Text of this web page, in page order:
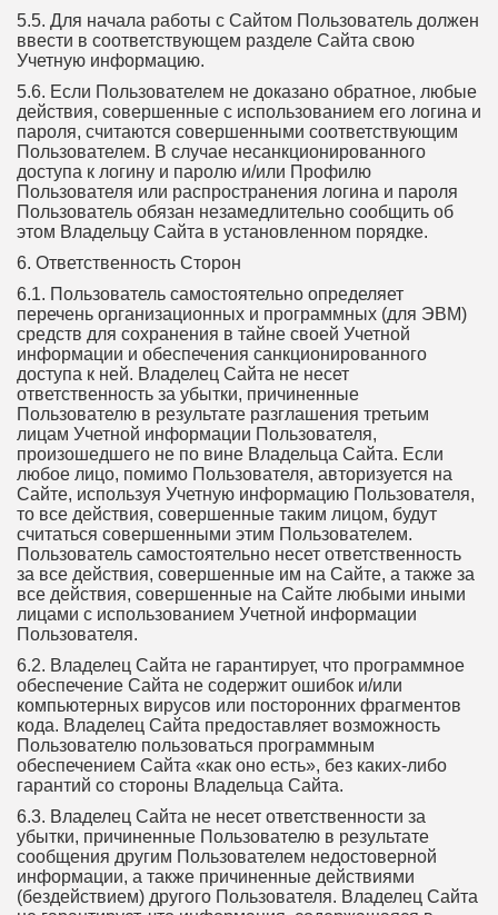
5.5. Для начала работы с Сайтом Пользователь должен
ввести в соответствующем разделе Сайта свою
Учетную информацию.
5.6. Если Пользователем не доказано обратное, любые
действия, совершенные с использованием его логина и
пароля, считаются совершенными соответствующим
Пользователем. В случае несанкционированного
доступа к логину и паролю и/или Профилю
Пользователя или распространения логина и пароля
Пользователь обязан незамедлительно сообщить об
этом Владельцу Сайта в установленном порядке.
6. Ответственность Сторон
6.1. Пользователь самостоятельно определяет
перечень организационных и программных (для ЭВМ)
средств для сохранения в тайне своей Учетной
информации и обеспечения санкционированного
доступа к ней. Владелец Сайта не несет
ответственность за убытки, причиненные
Пользователю в результате разглашения третьим
лицам Учетной информации Пользователя,
произошедшего не по вине Владельца Сайта. Если
любое лицо, помимо Пользователя, авторизуется на
Сайте, используя Учетную информацию Пользователя,
то все действия, совершенные таким лицом, будут
считаться совершенными этим Пользователем.
Пользователь самостоятельно несет ответственность
за все действия, совершенные им на Сайте, а также за
все действия, совершенные на Сайте любыми иными
лицами с использованием Учетной информации
Пользователя.
6.2. Владелец Сайта не гарантирует, что программное
обеспечение Сайта не содержит ошибок и/или
компьютерных вирусов или посторонних фрагментов
кода. Владелец Сайта предоставляет возможность
Пользователю пользоваться программным
обеспечением Сайта «как оно есть», без каких-либо
гарантий со стороны Владельца Сайта.
6.3. Владелец Сайта не несет ответственности за
убытки, причиненные Пользователю в результате
сообщения другим Пользователем недостоверной
информации, а также причиненные действиями
(бездействием) другого Пользователя. Владелец Сайта